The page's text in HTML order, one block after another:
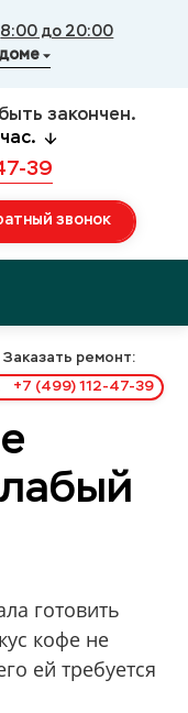
8:00 до 20:00
закончен.
39
звонок
Заказать ремонт:
+7 (499) 112-47-39
готовить
кофе не
ей требуется